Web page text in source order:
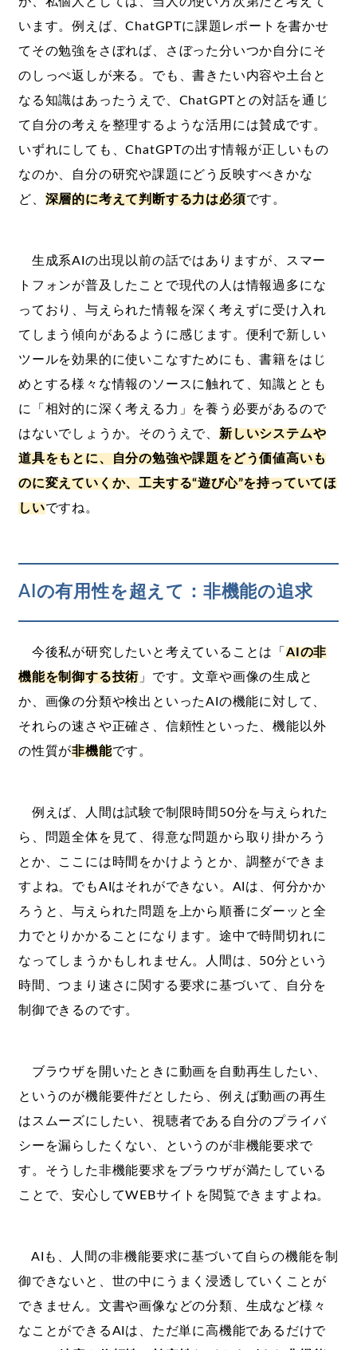
います。例えば、ChatGPTに課題レポートを書かせ
てその勉強をさぼれば、さぼった分いつか自分にそ
のしっぺ返しが来る。でも、書きたい内容や土台と
なる知識はあったうえで、ChatGPTとの対話を通じ
て自分の考えを整理するような活用には賛成です。
いずれにしても、ChatGPTの出す情報が正しいもの
なのか、自分の研究や課題にどう反映すべきかな
ど、 深層的に考えて判断する力は必須 です。
生成系AIの出現以前の話ではありますが、スマー
トフォンが普及したことで現代の人は情報過多にな
っており、与えられた情報を深く考えずに受け入れ
てしまう傾向があるように感じます。便利で新しい
ツールを効果的に使いこなすためにも、書籍をはじ
めとする様々な情報のソースに触れて、知識ととも
に「相対的に深く考える力」を養う必要があるので
はないでしょうか。そのうえで、 新しいシステムや
道具をもとに、自分の勉強や課題をどう価値高いも
のに変えていくか、工夫する“遊び心”を持っていてほ
しいですね。
AIの有用性を超えて：非機能の追求
今後私が研究したいと考えていることは「 AIの非
機能を制御する技術 」です。文章や画像の生成と
か、画像の分類や検出といったAIの機能に対して、
それらの速さや正確さ、信頼性といった、機能以外
の性質が非機能です。
例えば、人間は試験で制限時間50分を与えられた
ら、問題全体を見て、得意な問題から取り掛かろう
とか、ここには時間をかけようとか、調整ができま
すよね。でもAIはそれができない。AIは、何分かか
ろうと、与えられた問題を上から順番にダーッと全
力でとりかかることになります。途中で時間切れに
なってしまうかもしれません。人間は、50分という
時間、つまり速さに関する要求に基づいて、自分を
制御できるのです。
ブラウザを開いたときに動画を自動再生したい、
というのが機能要件だとしたら、例えば動画の再生
はスムーズにしたい、視聴者である自分のプライバ
シーを漏らしたくない、というのが非機能要求で
す。そうした非機能要求をブラウザが満たしている
ことで、安心してWEBサイトを閲覧できますよね。
AIも、人間の非機能要求に基づいて自らの機能を制
御できないと、世の中にうまく浸透していくことが
できません。文書や画像などの分類、生成など様々
なことができるAIは、ただ単に高機能であるだけで